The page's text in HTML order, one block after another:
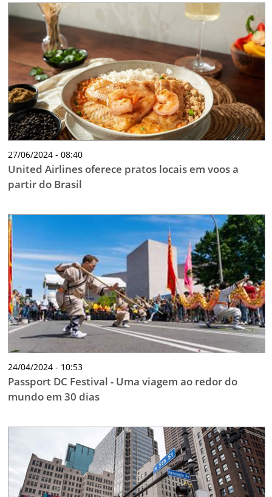
27/06/2024 - 08:40
United Airlines oferece pratos locais em voos a
partir do Brasil
24/04/2024 - 10:53
Passport DC Festival - Uma viagem ao redor do
mundo em 30 dias